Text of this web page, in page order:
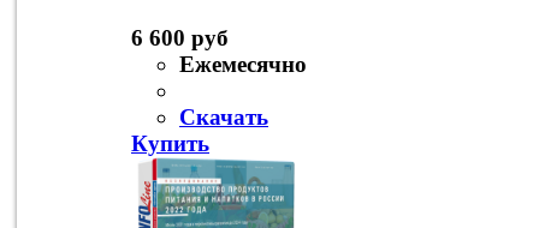
6 600 руб
Ежемесячно
Скачать
Купить